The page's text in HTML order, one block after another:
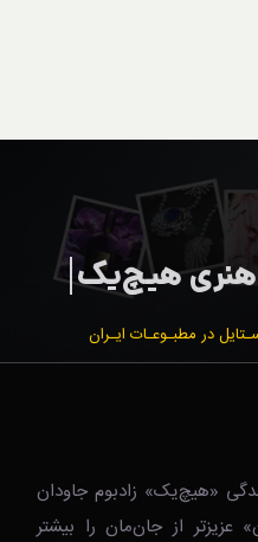
در مطبـوعـات ایـران
«هیچ‌یک» زادبوم جاودان
عزیزتر از جان‌مان را بیشتر